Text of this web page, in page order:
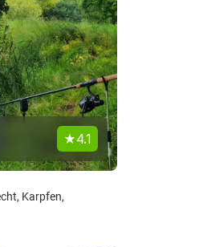
4.1
Karpfen,